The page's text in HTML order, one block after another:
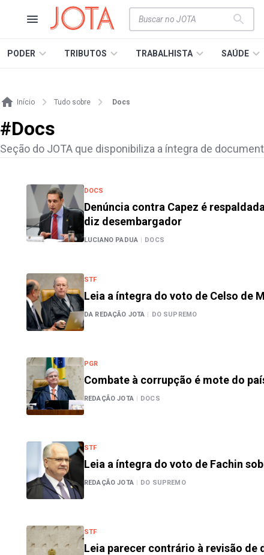
PODER TRIBUTOS TRABALHISTA SAÚDE
Início Tudo sobre Docs
#Docs
Seção do JOTA que disponibiliza a íntegra de
DOCS
Denúncia contra Capez é
diz desembargador
LUCIANO PADUA | DOCS
STF
Leia a íntegra do voto de Celso de
DA REDAÇÃO JOTA | DO SUPREMO
PGR
Combate à corrupção é mote do
REDAÇÃO JOTA | DOCS
STF
Leia a íntegra do voto de Fachin
REDAÇÃO JOTA | DO SUPREMO
STF
Leia parecer contrário à revisão de